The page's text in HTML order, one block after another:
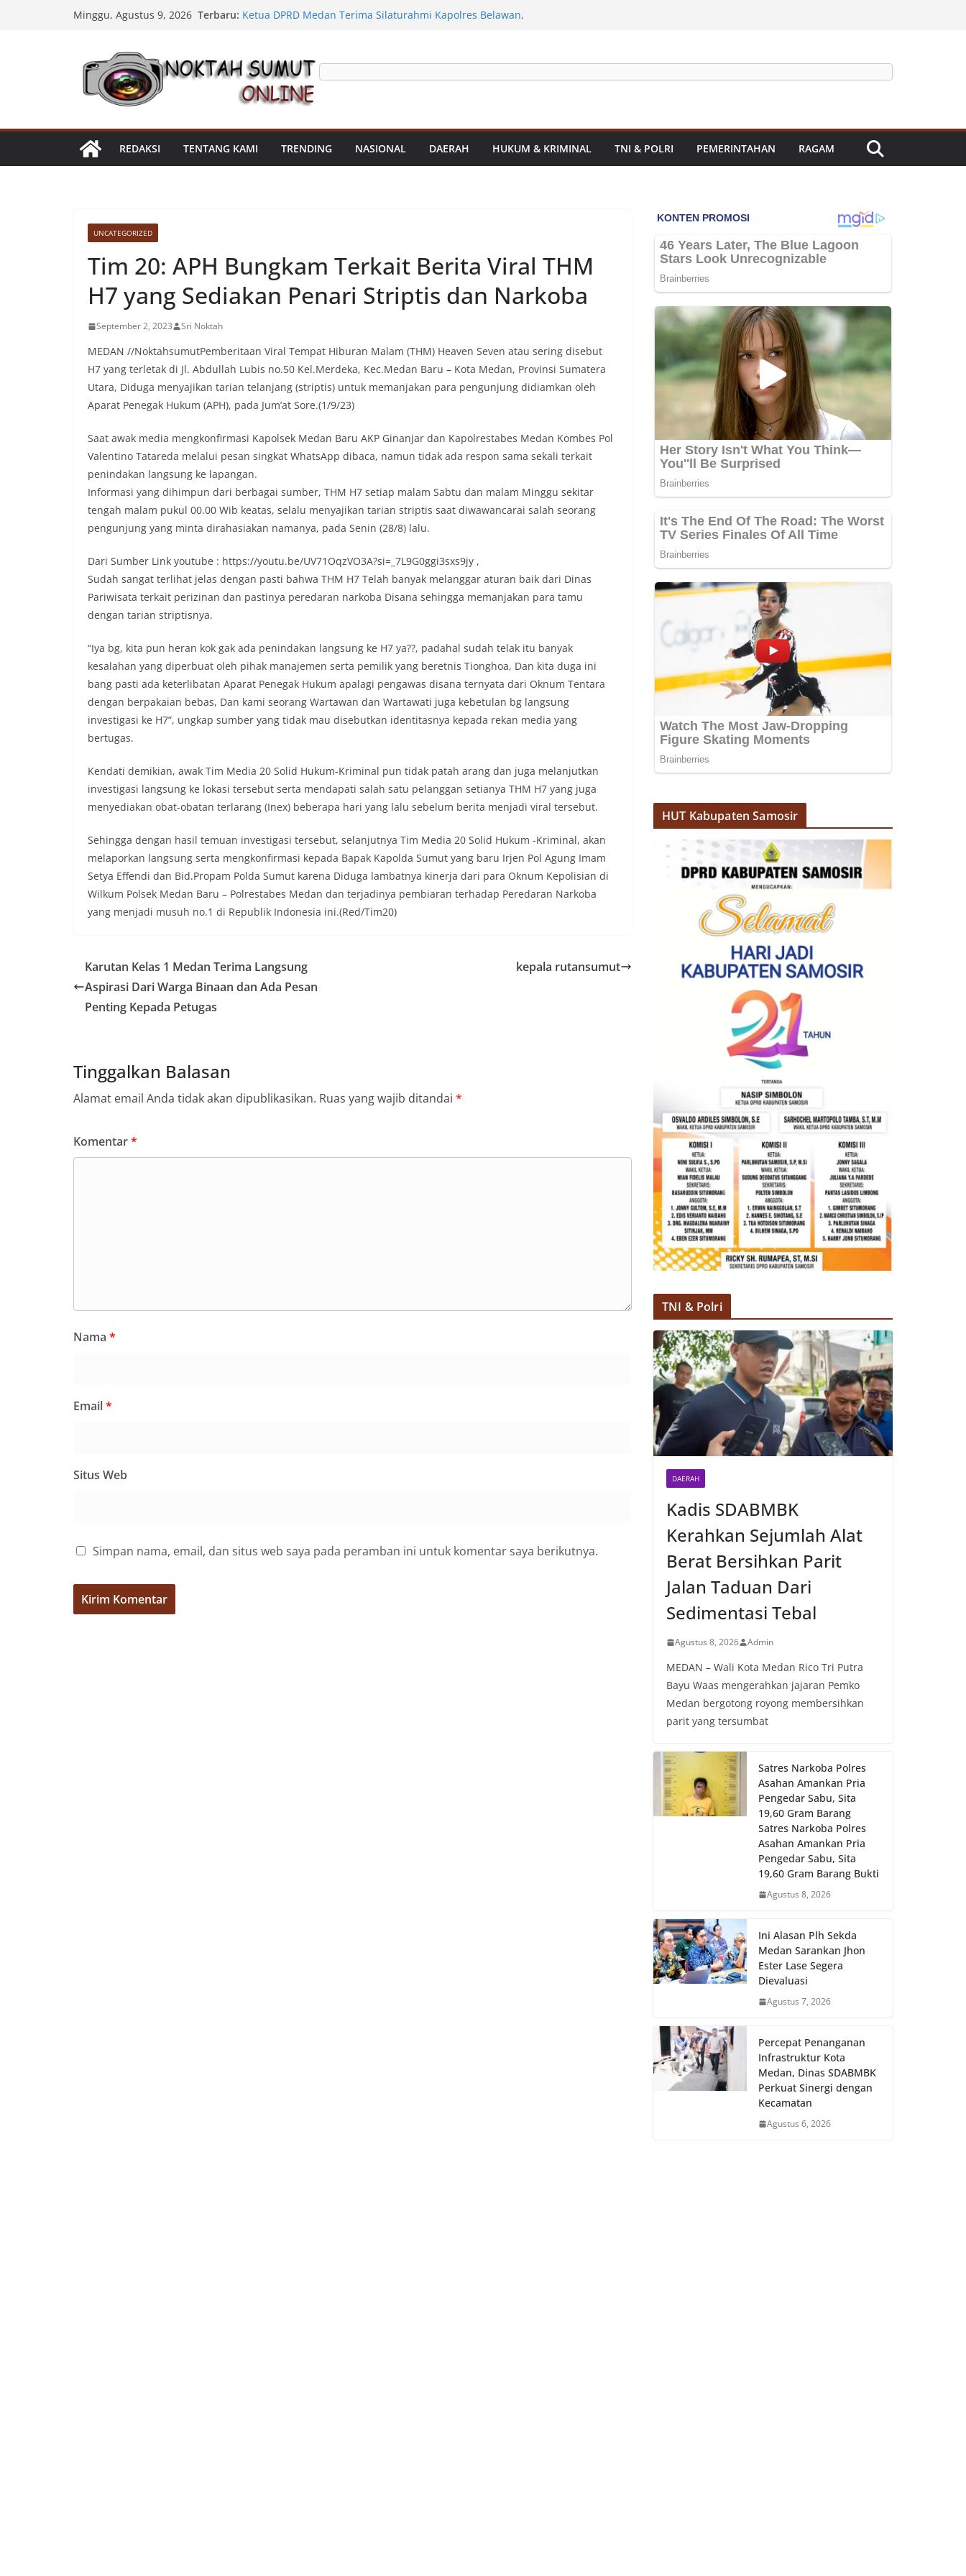
Minggu, Agustus 9, 2026 Terbaru: SDABMBK Perkuat Sinergi dengan Kecamatan
Kadis SDABMBK Kerahkan Sejumlah Alat Berat Bersihkan
Parit Jalan Taduan Dari Sedimentasi Tebal
Satres Narkoba Polres Asahan Amankan Pria Pengedar
Sabu, Sita 19,60 Gram Barang Satres Narkoba Polres
Barang Bukti
Ini Alasan Plh Sekda Medan Sarankan Jhon Ester Lase
Segera Dievaluasi
REDAKSI TENTANG KAMI TRENDING NASIONAL DAERAH HUKUM & KRIMINAL TNI & POLRI PEMERINTAHAN RAGAM
UNCATEGORIZED
Tim 20: APH Bungkam Terkait Berita Viral THM
H7 yang Sediakan Penari Striptis dan Narkoba
September 2, 2023 Sri Noktah
MEDAN //NoktahsumutPemberitaan Viral Tempat Hiburan Malam (THM) Heaven Seven atau sering disebut
H7 yang terletak di Jl. Abdullah Lubis no.50 Kel.Merdeka, Kec.Medan Baru – Kota Medan, Provinsi Sumatera
Utara, Diduga menyajikan tarian telanjang (striptis) untuk memanjakan para pengunjung didiamkan oleh
Aparat Penegak Hukum (APH), pada Jum’at Sore.(1/9/23)
Saat awak media mengkonfirmasi Kapolsek Medan Baru AKP Ginanjar dan Kapolrestabes Medan Kombes Pol
Valentino Tatareda melalui pesan singkat WhatsApp dibaca, namun tidak ada respon sama sekali terkait
penindakan langsung ke lapangan.
Informasi yang dihimpun dari berbagai sumber, THM H7 setiap malam Sabtu dan malam Minggu sekitar
tengah malam pukul 00.00 Wib keatas, selalu menyajikan tarian striptis saat diwawancarai salah seorang
pengunjung yang minta dirahasiakan namanya, pada Senin (28/8) lalu.
Dari Sumber Link youtube : https://youtu.be/UV71OqzVO3A?si=_7L9G0ggi3sxs9jy ,
Sudah sangat terlihat jelas dengan pasti bahwa THM H7 Telah banyak melanggar aturan baik dari Dinas
Pariwisata terkait perizinan dan pastinya peredaran narkoba Disana sehingga memanjakan para tamu
dengan tarian striptisnya.
“Iya bg, kita pun heran kok gak ada penindakan langsung ke H7 ya??, padahal sudah telak itu banyak
kesalahan yang diperbuat oleh pihak manajemen serta pemilik yang beretnis Tionghoa, Dan kita duga ini
bang pasti ada keterlibatan Aparat Penegak Hukum apalagi pengawas disana ternyata dari Oknum Tentara
dengan berpakaian bebas, Dan kami seorang Wartawan dan Wartawati juga kebetulan bg langsung
investigasi ke H7”, ungkap sumber yang tidak mau disebutkan identitasnya kepada rekan media yang
bertugas.
Kendati demikian, awak Tim Media 20 Solid Hukum-Kriminal pun tidak patah arang dan juga melanjutkan
investigasi langsung ke lokasi tersebut serta mendapati salah satu pelanggan setianya THM H7 yang juga
menyediakan obat-obatan terlarang (Inex) beberapa hari yang lalu sebelum berita menjadi viral tersebut.
Sehingga dengan hasil temuan investigasi tersebut, selanjutnya Tim Media 20 Solid Hukum -Kriminal, akan
melaporkan langsung serta mengkonfirmasi kepada Bapak Kapolda Sumut yang baru Irjen Pol Agung Imam
Setya Effendi dan Bid.Propam Polda Sumut karena Diduga lambatnya kinerja dari para Oknum Kepolisian di
Wilkum Polsek Medan Baru – Polrestabes Medan dan terjadinya pembiaran terhadap Peredaran Narkoba
yang menjadi musuh no.1 di Republik Indonesia ini.(Red/Tim20)
Karutan Kelas 1 Medan Terima Langsung
Aspirasi Dari Warga Binaan dan Ada Pesan
Penting Kepada Petugas
kepala rutansumut
Tinggalkan Balasan
Alamat email Anda tidak akan dipublikasikan. Ruas yang wajib ditandai *
Komentar*
Nama *
Email*
Situs Web
Simpan nama, email, dan situs web saya pada peramban ini untuk komentar saya berikutnya.
HUT Kabupaten Samosir
TNI & Polri
DAERAH
Kadis SDABMBK
Kerahkan Sejumlah Alat
Berat Bersihkan Parit
Jalan Taduan Dari
Sedimentasi Tebal
Agustus 8, 2026 Admin
MEDAN – Wali Kota Medan Rico Tri Putra
Bayu Waas mengerahkan jajaran Pemko
Medan bergotong royong membersihkan
parit yang tersumbat
Satres Narkoba Polres
Asahan Amankan Pria
Pengedar Sabu, Sita
19,60 Gram Barang
Satres Narkoba Polres
Asahan Amankan Pria
Pengedar Sabu, Sita
19,60 Gram Barang Bukti
Agustus 8, 2026
Ini Alasan Plh Sekda
Medan Sarankan Jhon
Ester Lase Segera
Dievaluasi
Agustus 7, 2026
Percepat Penanganan
Infrastruktur Kota
Medan, Dinas SDABMBK
Perkuat Sinergi dengan
Kecamatan
Agustus 6, 2026